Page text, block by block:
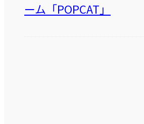
ーム「POPCAT」